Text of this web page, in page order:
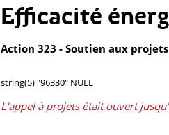
Efficacité
Action 323 - Soutien aux
string(5) "96330" NULL
L'appel à projets était ouvert